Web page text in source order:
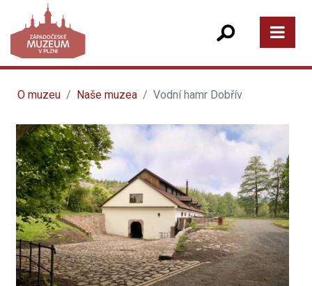
O muzeu Naše muzea Vodní hamr Dobřív